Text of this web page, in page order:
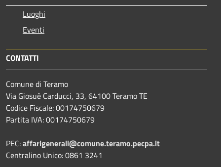
Luoghi
Eventi
CONTATTI
Comune di Teramo
Via Giosuè Carducci, 33, 64100 Teramo TE
Codice Fiscale: 00174750679
Partita IVA: 00174750679
PEC:affarigenerali@comune.teramo.pecpa.it
Centralino Unico: 0861 3241